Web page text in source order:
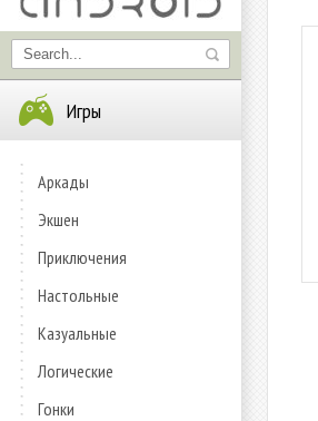
Игры
Аркады
Экшен
Приключения
Настольные
Казуальные
Логические
Гонки